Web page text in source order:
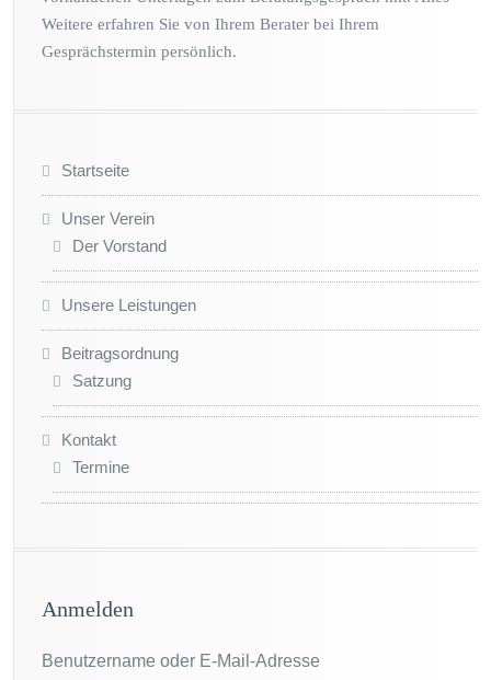
Weitere erfahren Sie von Ihrem Berater bei Ihrem
Gesprächstermin persönlich.
Startseite
Unser Verein
Der Vorstand
Unsere Leistungen
Beitragsordnung
Satzung
Kontakt
Termine
Anmelden
Benutzername oder E-Mail-Adresse